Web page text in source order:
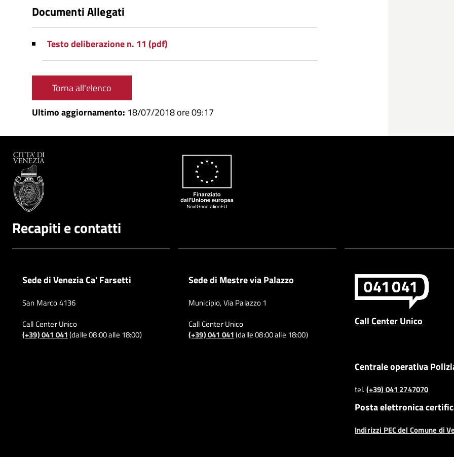
Documenti Allegati
Testo deliberazione n. 11 (pdf)
Torna all'elenco
Ultimo aggiornamento: 18/07/2018 ore 09:17
Recapiti e contatti
Sede di Venezia Ca' Farsetti
San Marco 4136
Call Center Unico
(+39) 041 041(dalle 08:00 alle 18:00)
Sede di Mestre via Palazzo
Municipio, Via Palazzo 1
Call Center Unico
(+39) 041 041(dalle 08:00 alle 18:00)
Call Center Unico
Centrale operativa
tel.(+39) 041 2747070
Posta elettronica
Indirizzi PEC del Comune di